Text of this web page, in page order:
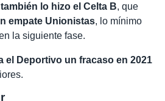
también lo hizo el Celta B, que
empate Unionistas, lo mínimo
la siguiente fase.
el Deportivo un fracaso en 2021